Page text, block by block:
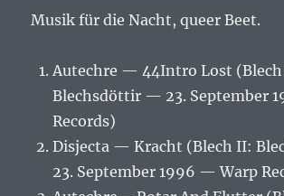
Musik für die Nacht, queer Beet.
Autechre — 44Intro Lost
Blechsdöttir — 23. September
Records)
Disjecta — Kracht (Blech II:
23. September 1996 — Warp